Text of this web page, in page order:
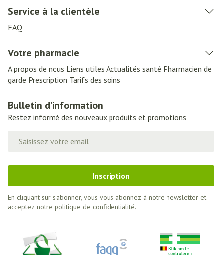
Service à la clientèle
FAQ
Votre pharmacie
A propos de nous Liens utiles Actualités santé Pharmacien de
garde Prescription Tarifs des soins
Bulletin d’information
Restez informé des nouveaux produits et promotions
Inscription
En cliquant sur s'abonner, vous vous abonnez à notre newsletter et
acceptez notre politique de confidentialité.